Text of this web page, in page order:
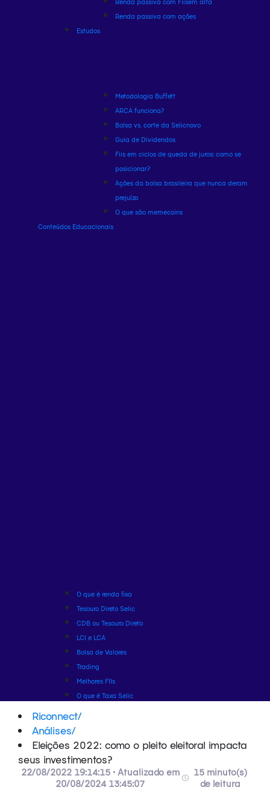
Renda passiva com ações
Estudos
Metodologia Buffett
ARCA funciona?
Bolsa vs. corte da Selicnovo
Guia de Dividendos
Fiis em ciclos de queda de juros: como se
posicionar?
Ações da bolsa brasileira que nunca deram
prejuízo
O que são memecoins
Conteúdos Educacionais
O que é renda fixa
Tesouro Direto Selic
CDB ou Tesouro Direto
LCI e LCA
Bolsa de Valores
Trading
Melhores FIIs
O que é Taxa Selic
Riconnect/
Análises/
Eleições 2022: como o pleito eleitoral impacta
seus investimentos?
22/08/2022 19:14:15 • Atualizado em
20/08/2024 13:45:07
15 minuto(s)
de leitura